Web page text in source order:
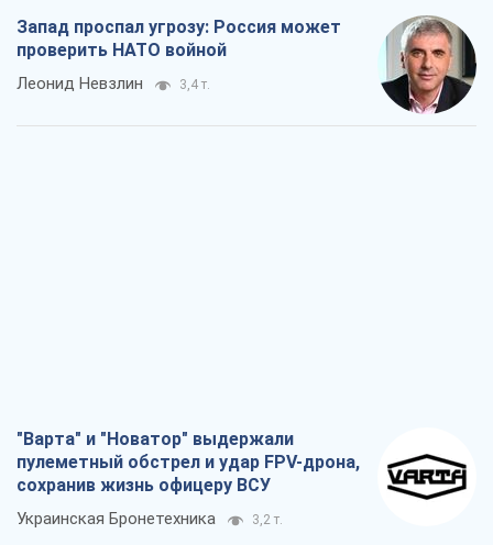
Запад проспал угрозу: Россия может
проверить НАТО войной
Леонид Невзлин 3,4 т.
"Варта" и "Новатор" выдержали
пулеметный обстрел и удар FPV-дрона,
сохранив жизнь офицеру ВСУ
Украинская Бронетехника 3,2 т.